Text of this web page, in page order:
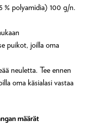
% polyamidia) 100 g/n.
puikot, joilla oma
neuletta. Tee ennen
oma käsialasi vastaa
määrät